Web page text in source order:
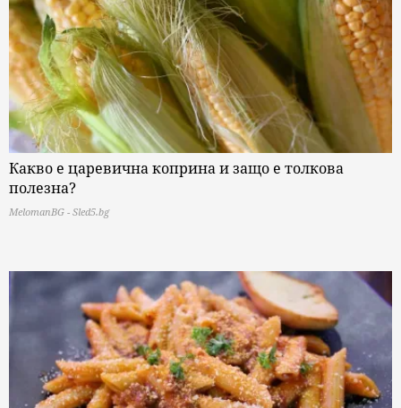
Какво е царевична коприна и защо е толкова
полезна?
MelomanBG - Sled5.bg